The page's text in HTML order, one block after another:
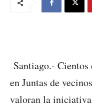
Santiago.-
en Juntas de
valoran la